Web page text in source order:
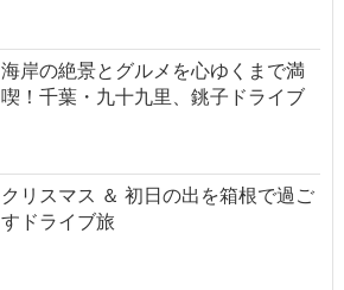
海岸の絶景とグルメを心ゆくまで満
喫！千葉・九十九里、銚子ドライブ
クリスマス ＆ 初日の出を箱根で過ご
すドライブ旅